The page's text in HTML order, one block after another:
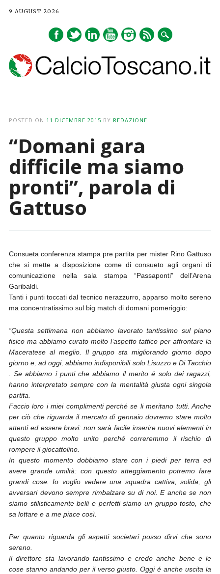
9 AUGUST 2026
POSTED ON 11 DICEMBRE 2015 BY REDAZIONE
“Domani gara
difficile ma siamo
pronti”, parola di
Gattuso
Consueta conferenza stampa pre partita per mister Rino Gattuso
che si mette a disposizione come di consueto agli organi di
comunicazione nella sala stampa “Passaponti” dell’Arena
Garibaldi.
Tanti i punti toccati dal tecnico nerazzurro, apparso molto sereno
ma concentratissimo sul big match di domani pomeriggio:
“Questa settimana non abbiamo lavorato tantissimo sul piano
fisico ma abbiamo curato molto l’aspetto tattico per affrontare la
Maceratese al meglio. Il gruppo sta migliorando giorno dopo
giorno e, ad oggi, abbiamo indisponibili solo Lisuzzo e Di Tacchio
. Se abbiamo i punti che abbiamo il merito é solo dei ragazzi,
hanno interpretato sempre con la mentalità giusta ogni singola
partita.
Faccio loro i miei complimenti perché se li meritano tutti. Anche
per ciò che riguarda il mercato di gennaio dovremo stare molto
attenti ed essere bravi: non sarà facile inserire nuovi elementi in
questo gruppo molto unito perché correremmo il rischio di
rompere il giocattolino.
In questo momento dobbiamo stare con i piedi per terra ed
avere grande umiltà: con questo atteggiamento potremo fare
grandi cose. Io voglio vedere una squadra cattiva, solida, gli
avversari devono sempre rimbalzare su di noi. E anche se non
siamo stilisticamente belli e perfetti siamo un gruppo tosto, che
sa lottare e a me piace così.
Per quanto riguarda gli aspetti societari posso dirvi che sono
sereno.
Il direttore sta lavorando tantissimo e credo anche bene e le
cose stanno andando per il verso giusto. Oggi é anche uscita la